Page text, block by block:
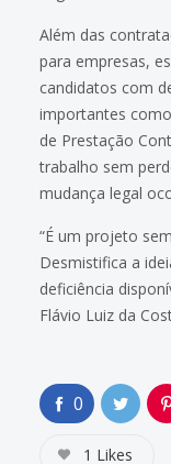
Além das
para empresas,
candidatos com
importantes
de Prestação
trabalho sem
mudança legal
“É um projeto
Desmistifica a
deficiência
Flávio Luiz da
0
1 Likes